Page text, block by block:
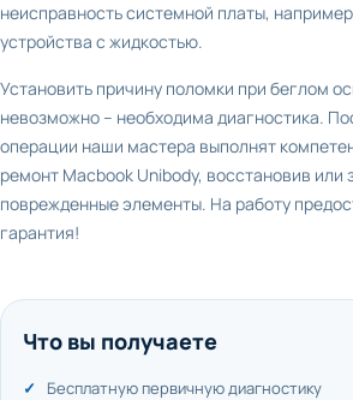
неисправность системной платы,
устройства с жидкостью.
Установить причину поломки при беглом
невозможно – необходима диагностика.
операции наши мастера выполнят
ремонт Macbook Unibody, восстановив или
поврежденные элементы. На работу
гарантия!
Что вы получаете
Бесплатную первичную диагностику